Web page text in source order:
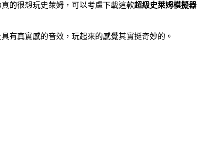
的很想玩史萊姆，可以考慮下載這款超級史萊姆模擬器
有真實感的音效，玩起來的感覺其實挺奇妙的。